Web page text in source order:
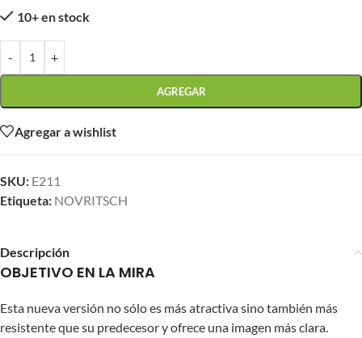
10+ en stock
- +
AGREGAR
Agregar a wishlist
SKU: E211
Etiqueta: NOVRITSCH
Descripción
OBJETIVO EN LA MIRA
Esta nueva versión no sólo es más atractiva sino también más
resistente que su predecesor y ofrece una imagen más clara.